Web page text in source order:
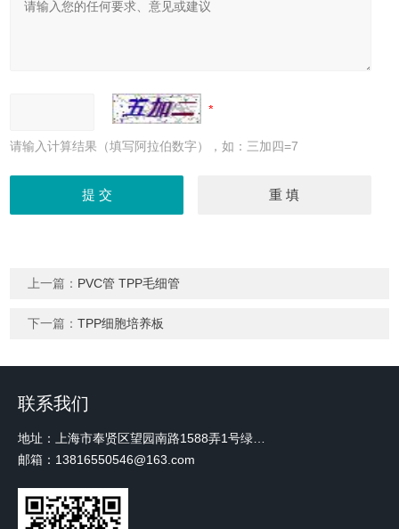
请输入计算结果（填写阿拉伯数字），如：三加四=7
上一篇： PVC管 TPP毛细管
下一篇：TPP细胞培养板
联系我们
邮箱：13816550546@163.com